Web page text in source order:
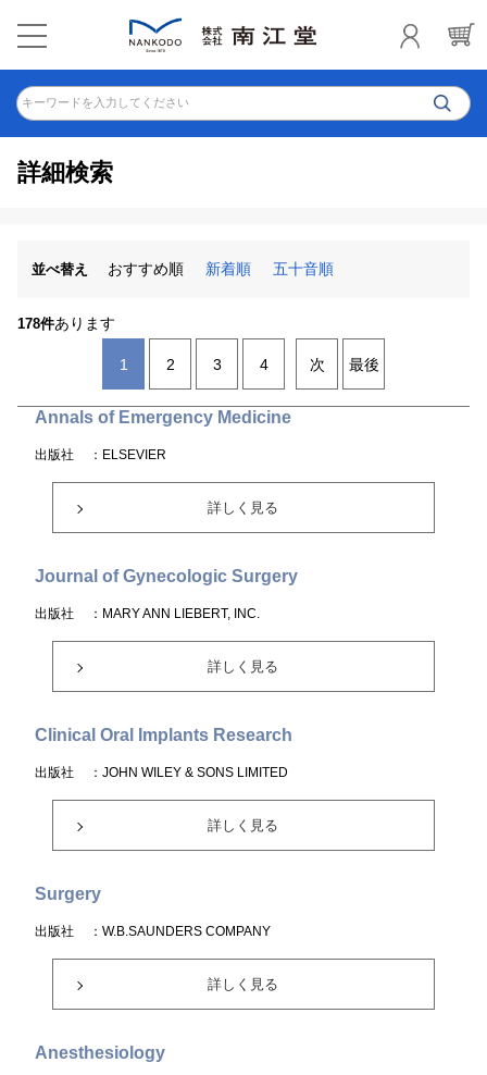
キーワードを入力してください
詳細検索
並べ替え おすすめ順 新着順 五十音順
178件あります
1 2 3 4 次 最後
Annals of Emergency Medicine
出版社 ：ELSEVIER
詳しく見る
Journal of Gynecologic Surgery
出版社 ：MARY ANN LIEBERT, INC.
詳しく見る
Clinical Oral Implants Research
出版社 ：JOHN WILEY & SONS LIMITED
詳しく見る
Surgery
出版社 ：W.B.SAUNDERS COMPANY
詳しく見る
Anesthesiology